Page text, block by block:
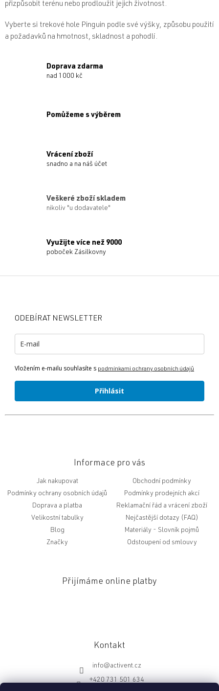
přizpůsobit terénu nebo prodloužit jejich životnost.
Vyberte si trekové hole Pinguin podle své výšky, způsobu použití
a požadavků na hmotnost, skladnost a pohodlí.
Doprava zdarma
nad 1000 kč
Pomůžeme s výběrem
Vrácení zboží
snadno a na náš účet
Veškeré zboží skladem
nikoliv "u dodavatele"
Využijte více než 9000
poboček Zásilkovny
ODEBÍRAT NEWSLETTER
Vložením e-mailu souhlasíte s podmínkami ochrany osobních údajů
Přihlásit
Informace pro vás
Jak nakupovat
Obchodní podmínky
Podmínky ochrany osobních údajů
Podmínky prodejních akcí
Doprava a platba
Reklamační řád a vrácení zboží
Velikostní tabulky
Nejčastější dotazy (FAQ)
Blog
Slovník pojmů
Značky
Odstoupení od smlouvy
Přijímáme online platby
Kontakt
info@activent.cz
+420 731 501 634